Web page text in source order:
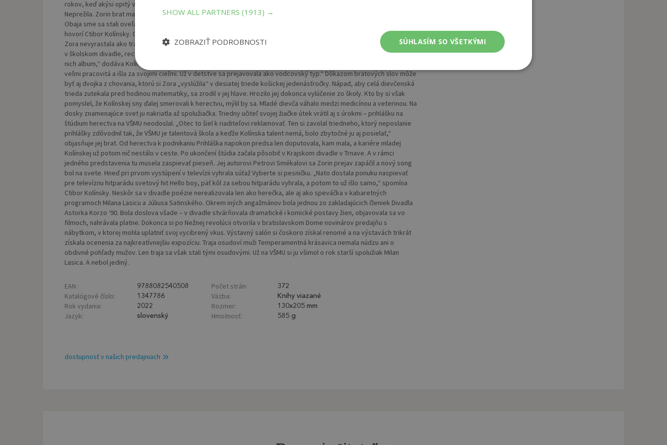
rokov, keď akýsi opitý vodič nezvládol volant, vyletel do protismeru a vrazil do auta, v ktorom sedela aj jej mama.
Neprežila. Zorin brat mal vtedy deväť rokov. „Nasledujúce štyri roky sme žili s otcom sami a náš vzťah to len utužilo.
Obaja sme sa stali oveľa samostatnejšími a voči okolitému svetu sme vždy stáli pri sebe a jeden druhého bránili,“
hovorí Ctibor Kolínsky. Otec sa potom druhýkrát oženil a rodina sa rozrástla o Líviu, nevlastnú sestru súrodencov. Malá
Zora nevyrastala ako traumatizované dieťa. Už v škôlke na besiedkach hrávala v rôznych scénkach, neskôr pokračovala
v školskom divadle, recitovala, vyhrávala súťaže. „Vystrihovala si z časopisov fotografie filmových herečiek a robila si z
nich album,“ dodáva Kolínsky. „Bola dosť sebavedomá, nehanbila sa verejne vystupovať a hovoriť svoje názory. Bola
veľmi pracovitá a išla za svojimi cieľmi. Už v detstve sa prejavovala ako vodcovský typ.“ Dôkazom bratových slov môže
byť aj dvojka z chovania, ktorú si Zora „vyslúžila“ v desiatej triede košickej jedenásťročky. Nápad, aby celá dievčenská
trieda zutekala pred hodinou matematiky, sa zrodil v jej hlave. Hrozilo jej dokonca vylúčenie zo školy. Kto by si však
pomyslel, že Kolínskej sny ďalej smerovali k herectvu, mýlil by sa. Mladé dievča váhalo medzi medicínou a veterinou. Na
dosky znamenajúce svet ju nakriatla až spolužiačka. Triedny učiteľ svojej žiačke útek vrátil aj s úrokmi – prihlášku na
štúdium herectva na VŠMU neodoslal. „Otec to šiel k riaditeľovi reklamovať. Ten si zavolal triedneho, ktorý neposlanie
prihlášky zdôvodnil tak, že VŠMU je talentová škola a keďže Kolínska talent nemá, bolo zbytočné ju aj posielať,“
objasňuje jej brat. Od herectva k podnikaniu Prihláška napokon predsa len doputovala, kam mala, a kariére mladej
Kolínskej už potom nič nestálo v ceste. Po ukončení štúdia začala pôsobiť v Krajskom divadle v Trnave. A v rámci
jedného predstavenia tu musela zaspievať pieseň. Jej autorovi Petrovi Smékalovi sa Zorin prejav zapáčil a nový song
bol na svete. Hneď pri prvom vystúpení v televízii vyhrala súťaž Vyberte si pesničku. „Nato dostala ponuku naspievať
pre televíznu hitparádu svetový hit Hello boy, päť kôl za sebou hitparádu vyhrala, a potom to už išlo samo,“ spomína
Ctibor Kolínsky. Neskôr sa v divadle poézie nerealizovala len ako herečka, ale aj ako speváčka v kabaretných
programoch Milana Lasicu a Júliusa Satinského. Okrem iných angažmánov bola jednou zo zakladajúcich členiek Divadla
Astorka Korzo ‘90. Bola doslova všade – v divadle stvárňovala dramatické i komické postavy žien, objavovala sa vo
filmoch, nahrávala platne. Dokonca si po Nežnej revolúcii otvorila v bratislavskom Dome novinárov predajňu s
nábytkom, v ktorej mohla uplatniť svoj vycibrený vkus. Výstavný salón si čoskoro získal renomé a na výstavách trikrát
získala ocenenia za najkreatívnejšiu expozíciu. Traja osudoví muži Temperamentná krásavica nemala núdzu ani o
obdivné pohľady mužov. Len traja sa však stali tými osudovými. Už na VŠMU si ju všimol o rok starší spolužiak Milan
Lasica. A nebol jediný.
EAN : 9788082540508
Katalógové číslo: 1347786
Rok vydania: 2022
Jazyk: slovenský
Počet strán: 372
Väzba: Knihy viazané
Rozmer: 130x205 mm
Hmotnosť: 585 g
dostupnosť v našich predajniach
SHOW ALL PARTNERS (1913) →
SÚHLASÍM SO VŠETKÝMI
ZOBRAZIŤ PODROBNOSTI